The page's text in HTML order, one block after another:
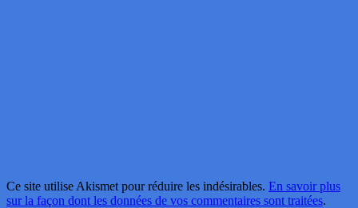
Ce site utilise Akismet pour réduire les indésirables. En savoir plus
sur la façon dont les données de vos commentaires sont traitées.